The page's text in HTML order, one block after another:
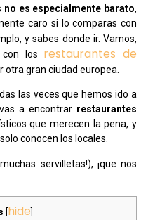
no es especialmente barato,
caro si lo comparas con
y sabes donde ir. Vamos,
con los restaurantes de
otra gran ciudad europea.
las veces que hemos ido a
a encontrar restaurantes
que merecen la pena, y
conocen los locales.
servilletas!), ¡que nos
hide